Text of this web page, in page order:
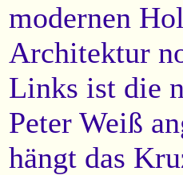
modernen
Architektur
Links ist die
Peter Weiß
hängt das